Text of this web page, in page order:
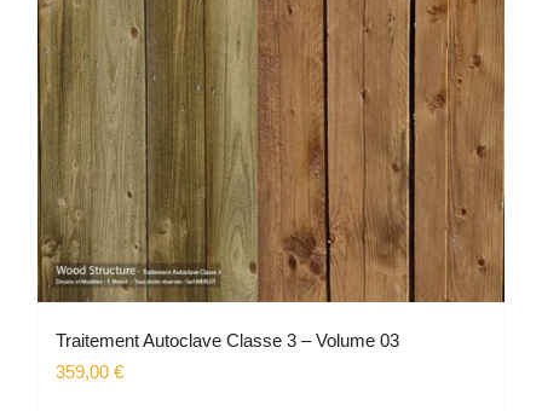
être
choisies
sur
la
page
du
produit
Traitement Autoclave Classe 3 – Volume 03
359,00 €